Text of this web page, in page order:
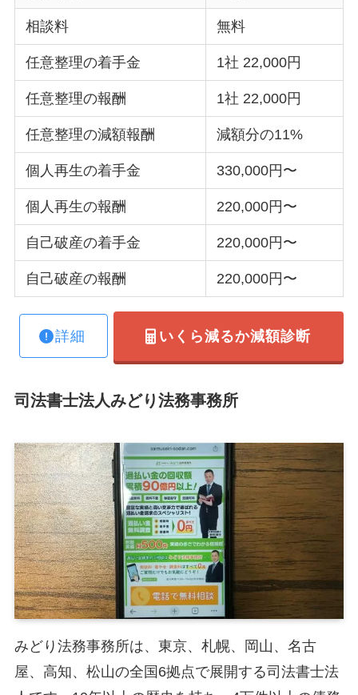
相談料 無料
任意整理の着手金 1社 22,000円
任意整理の報酬 1社 22,000円
任意整理の減額報酬 減額分の11%
個人再生の着手金 330,000円〜
個人再生の報酬 220,000円〜
自己破産の着手金 220,000円〜
自己破産の報酬 220,000円〜
詳細 いくら減るか減額診断
司法書士法人みどり法務事務所
みどり法務事務所は、東京、札幌、岡山、名古
屋、高知、松山の全国6拠点で展開する司法書士法